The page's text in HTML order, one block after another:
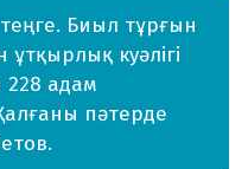
Биыл тұрғын
ұтқырлық куәлігі
228 адам
пәтерде